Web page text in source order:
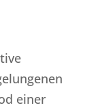
einer